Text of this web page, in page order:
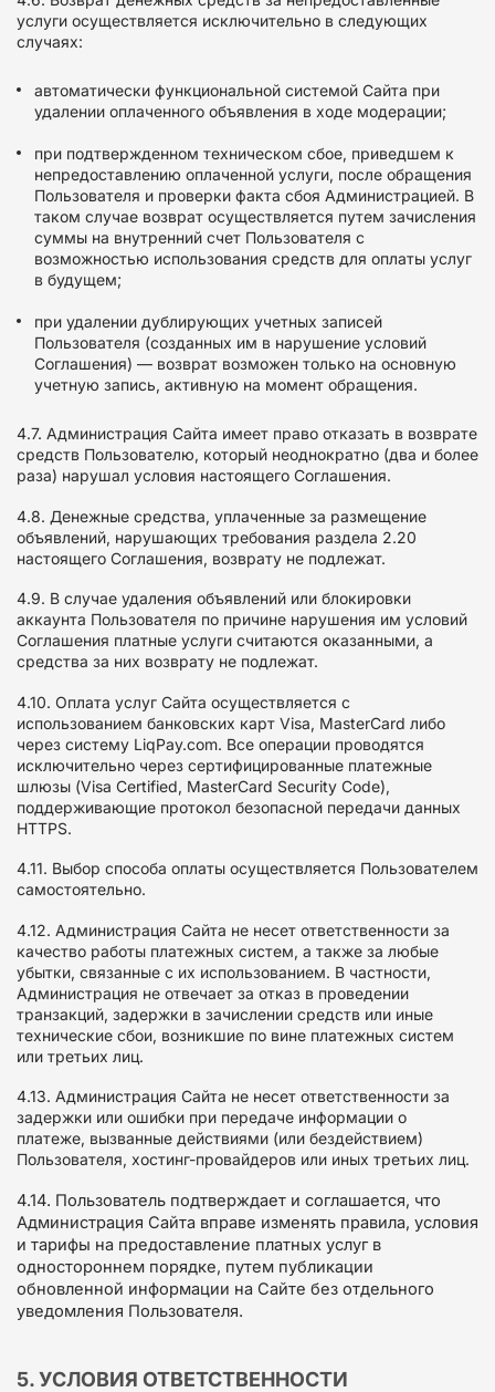
услуги осуществляется исключительно в следующих
случаях:
автоматически функциональной системой Сайта при
удалении оплаченного объявления в ходе модерации;
при подтвержденном техническом сбое, приведшем к
непредоставлению оплаченной услуги, после обращения
Пользователя и проверки факта сбоя Администрацией. В
таком случае возврат осуществляется путем зачисления
суммы на внутренний счет Пользователя с
возможностью использования средств для оплаты услуг
в будущем;
при удалении дублирующих учетных записей
Пользователя (созданных им в нарушение условий
Соглашения) — возврат возможен только на основную
учетную запись, активную на момент обращения.
4.7. Администрация Сайта имеет право отказать в возврате
средств Пользователю, который неоднократно (два и более
раза) нарушал условия настоящего Соглашения.
4.8. Денежные средства, уплаченные за размещение
объявлений, нарушающих требования раздела 2.20
настоящего Соглашения, возврату не подлежат.
4.9. В случае удаления объявлений или блокировки
аккаунта Пользователя по причине нарушения им условий
Соглашения платные услуги считаются оказанными, а
средства за них возврату не подлежат.
4.10. Оплата услуг Сайта осуществляется с
использованием банковских карт Visa, MasterCard либо
через систему LiqPay.com. Все операции проводятся
исключительно через сертифицированные платежные
шлюзы (Visa Certified, MasterCard Security Code),
поддерживающие протокол безопасной передачи данных
HTTPS.
4.11. Выбор способа оплаты осуществляется Пользователем
самостоятельно.
4.12. Администрация Сайта не несет ответственности за
качество работы платежных систем, а также за любые
убытки, связанные с их использованием. В частности,
Администрация не отвечает за отказ в проведении
транзакций, задержки в зачислении средств или иные
технические сбои, возникшие по вине платежных систем
или третьих лиц.
4.13. Администрация Сайта не несет ответственности за
задержки или ошибки при передаче информации о
платеже, вызванные действиями (или бездействием)
Пользователя, хостинг-провайдеров или иных третьих лиц.
4.14. Пользователь подтверждает и соглашается, что
Администрация Сайта вправе изменять правила, условия
и тарифы на предоставление платных услуг в
одностороннем порядке, путем публикации
обновленной информации на Сайте без отдельного
уведомления Пользователя.
5. УСЛОВИЯ ОТВЕТСТВЕННОСТИ